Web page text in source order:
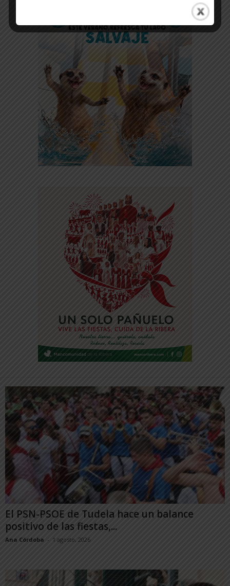
El PSN-PSOE de Tudela hace un balance
positivo de las fiestas,...
Ana Córdoba - 1 agosto, 2026